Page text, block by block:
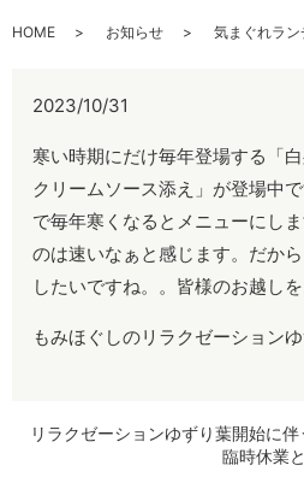
HOME お知らせ 気まぐれラン
2023/10/31
寒い時期にだけ毎年登場する「
クリームソース添え」が登場中
で毎年寒くなるとメニューにし
のは速いなぁと感じます。だか
したいですね。。皆様のお越し
もみほぐしのリラクゼーション
リラクゼーションゆずり葉開始に
臨時休業